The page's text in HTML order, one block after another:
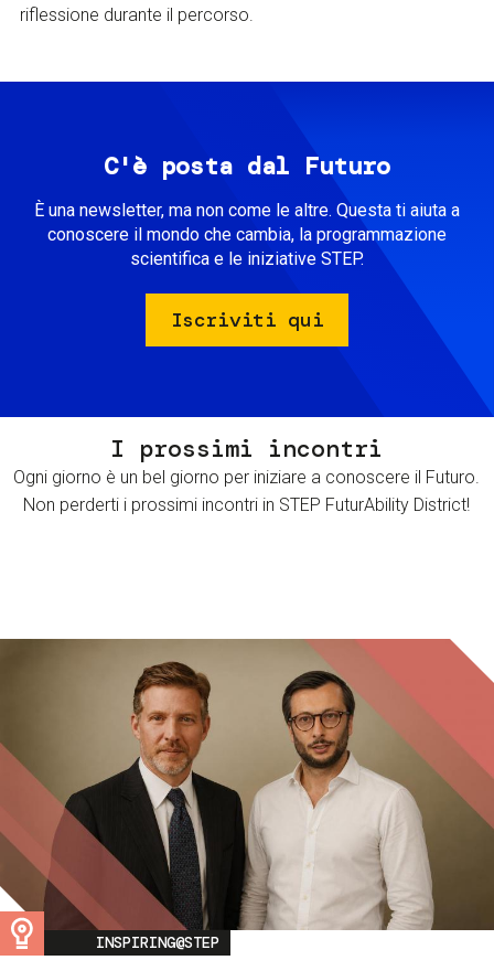
riflessione durante il percorso.
C'è posta dal Futuro
È una newsletter, ma non come le altre. Questa ti aiuta a
conoscere il mondo che cambia, la programmazione
scientifica e le iniziative STEP.
Iscriviti qui
I prossimi incontri
Ogni giorno è un bel giorno per iniziare a conoscere il Futuro.
Non perderti i prossimi incontri in STEP FuturAbility District!
Image
INSPIRING@STEP